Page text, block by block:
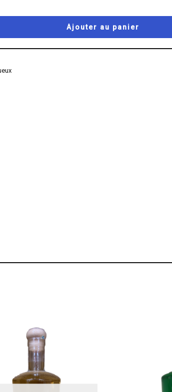
Ajouter au panier